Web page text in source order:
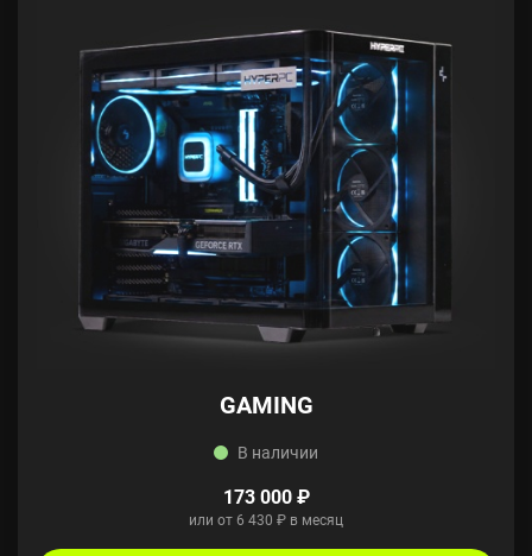
GAMING
В наличии
173 000 ₽
или от 6 430 ₽ в месяц